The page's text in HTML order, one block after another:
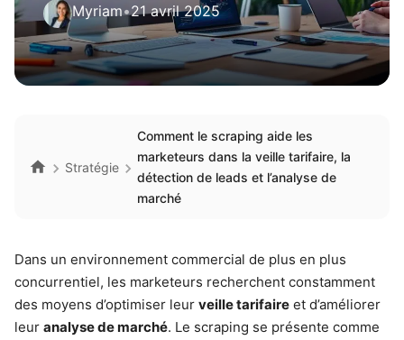
Myriam•21 avril 2025
Stratégie
Comment le scraping aide les
marketeurs dans la veille tarifaire, la
détection de leads et l’analyse de
marché
Dans un environnement commercial de plus en plus
concurrentiel, les marketeurs recherchent constamment
des moyens d’optimiser leur veille tarifaire et d’améliorer
leur analyse de marché. Le scraping se présente comme